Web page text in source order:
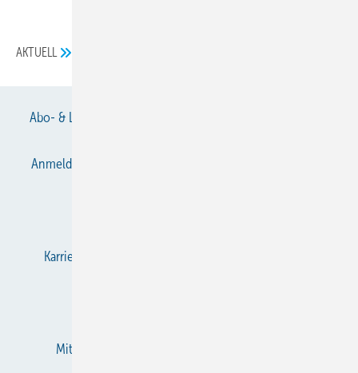
AKTUELL
Abo- & Leserservice
Anmelden
Karriere bei Gentner
Mitgliedschaften und Engagement